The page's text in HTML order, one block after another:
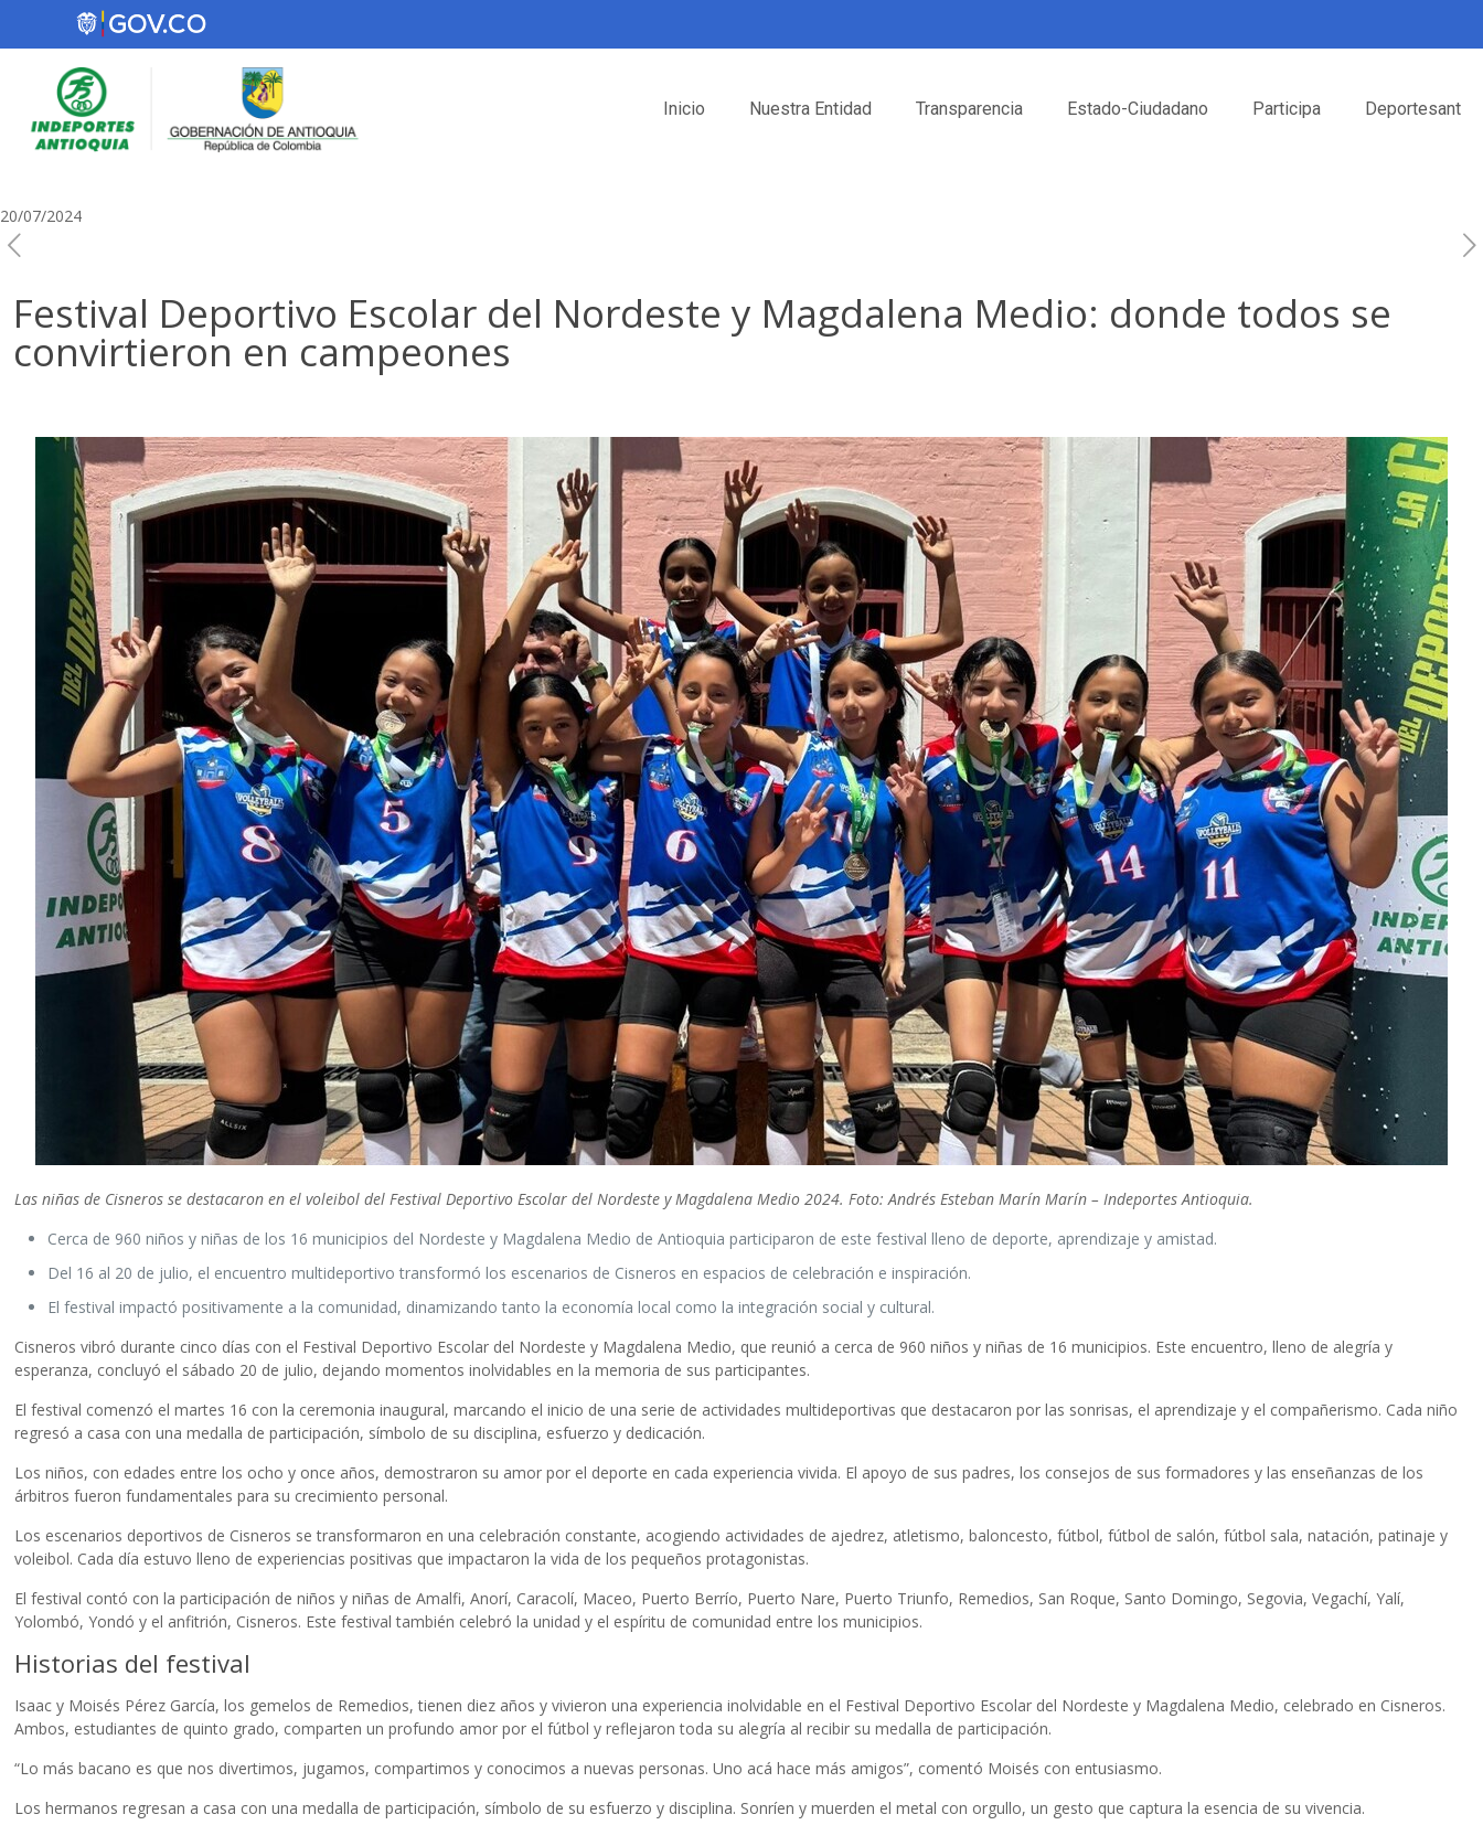
Inicio Nuestra Entidad Transparencia Estado-Ciudadano Participa Deportesant
20/07/2024
Festival Deportivo Escolar del Nordeste y Magdalena Medio: donde todos se
convirtieron en campeones
Las niñas de Cisneros se destacaron en el voleibol del Festival Deportivo Escolar del Nordeste y Magdalena Medio 2024. Foto: Andrés Esteban Marín Marín – Indeportes Antioquia.
Cerca de 960 niños y niñas de los 16 municipios del Nordeste y Magdalena Medio de Antioquia participaron de este festival lleno de deporte, aprendizaje y amistad.
Del 16 al 20 de julio, el encuentro multideportivo transformó los escenarios de Cisneros en espacios de celebración e inspiración.
El festival impactó positivamente a la comunidad, dinamizando tanto la economía local como la integración social y cultural.
Cisneros vibró durante cinco días con el Festival Deportivo Escolar del Nordeste y Magdalena Medio, que reunió a cerca de 960 niños y niñas de 16 municipios. Este encuentro, lleno de alegría y
esperanza, concluyó el sábado 20 de julio, dejando momentos inolvidables en la memoria de sus participantes.
El festival comenzó el martes 16 con la ceremonia inaugural, marcando el inicio de una serie de actividades multideportivas que destacaron por las sonrisas, el aprendizaje y el compañerismo. Cada niño
regresó a casa con una medalla de participación, símbolo de su disciplina, esfuerzo y dedicación.
Los niños, con edades entre los ocho y once años, demostraron su amor por el deporte en cada experiencia vivida. El apoyo de sus padres, los consejos de sus formadores y las enseñanzas de los
árbitros fueron fundamentales para su crecimiento personal.
Los escenarios deportivos de Cisneros se transformaron en una celebración constante, acogiendo actividades de ajedrez, atletismo, baloncesto, fútbol, fútbol de salón, fútbol sala, natación, patinaje y
voleibol. Cada día estuvo lleno de experiencias positivas que impactaron la vida de los pequeños protagonistas.
El festival contó con la participación de niños y niñas de Amalfi, Anorí, Caracolí, Maceo, Puerto Berrío, Puerto Nare, Puerto Triunfo, Remedios, San Roque, Santo Domingo, Segovia, Vegachí, Yalí,
Yolombó, Yondó y el anfitrión, Cisneros. Este festival también celebró la unidad y el espíritu de comunidad entre los municipios.
Historias del festival
Isaac y Moisés Pérez García, los gemelos de Remedios, tienen diez años y vivieron una experiencia inolvidable en el Festival Deportivo Escolar del Nordeste y Magdalena Medio, celebrado en Cisneros.
Ambos, estudiantes de quinto grado, comparten un profundo amor por el fútbol y reflejaron toda su alegría al recibir su medalla de participación.
“Lo más bacano es que nos divertimos, jugamos, compartimos y conocimos a nuevas personas. Uno acá hace más amigos”, comentó Moisés con entusiasmo.
Los hermanos regresan a casa con una medalla de participación, símbolo de su esfuerzo y disciplina. Sonríen y muerden el metal con orgullo, un gesto que captura la esencia de su vivencia.